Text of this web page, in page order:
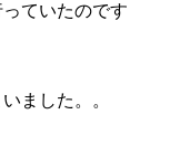
ていたのです
ました。。